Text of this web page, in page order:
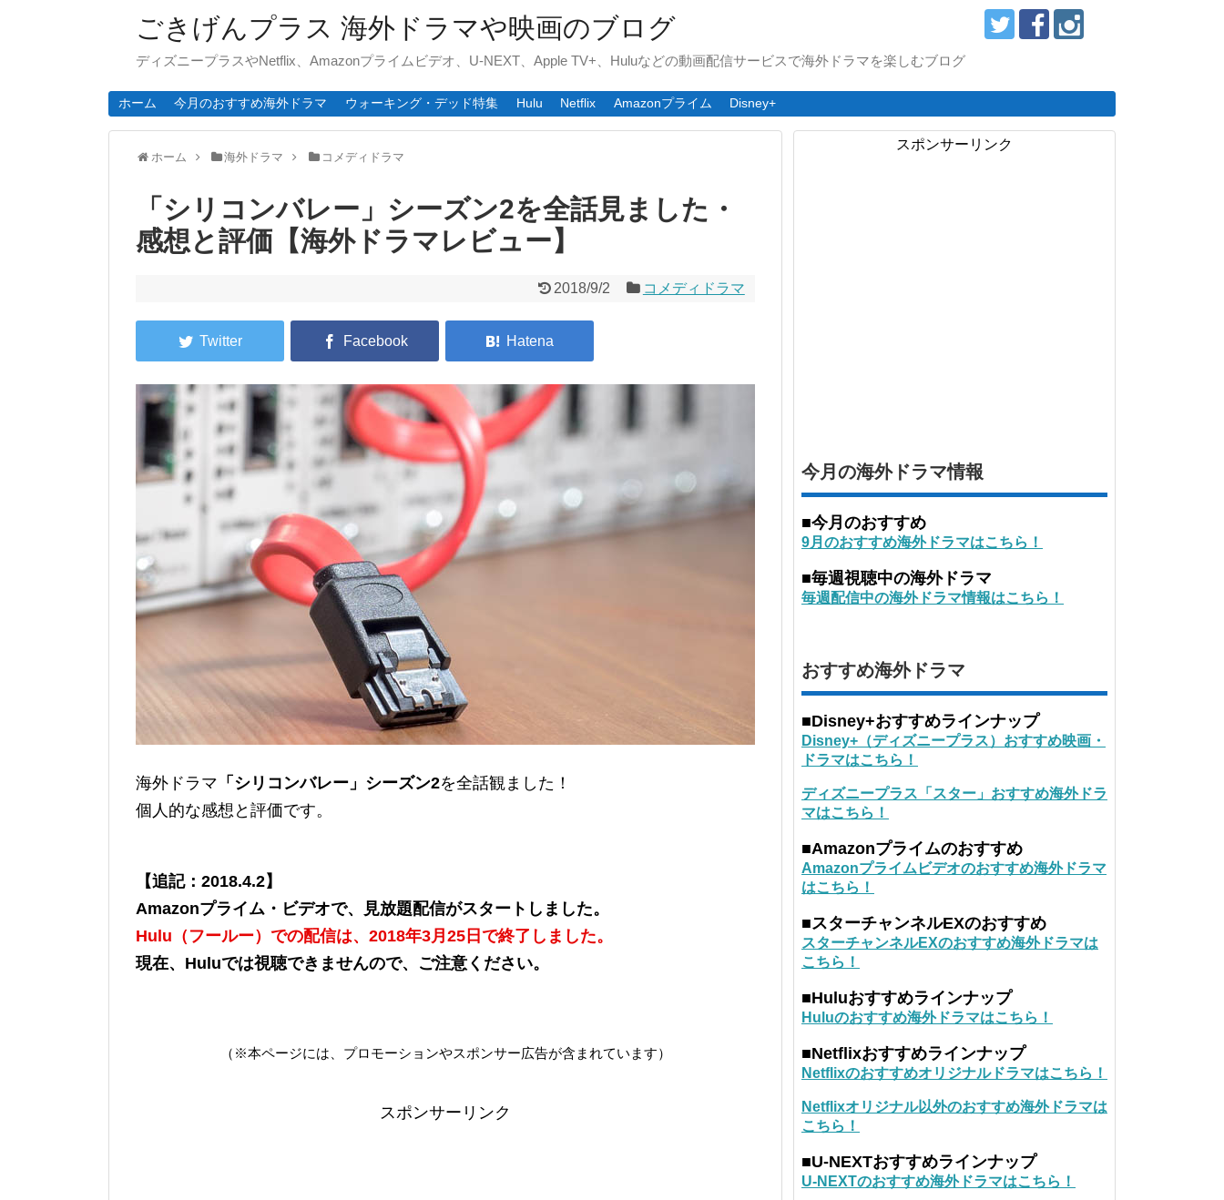
ごきげんプラス 海外ドラマや映画のブログ
ディズニープラスやNetflix、Amazonプライムビデオ、U-NEXT、Apple TV+、Huluなどの動画配信サービスで海外ドラマを楽しむブログ
ホーム 今月のおすすめ海外ドラマ ウォーキング・デッド特集 Hulu Netflix Amazonプライム Disney+
ホーム 海外ドラマ コメディドラマ
「シリコンバレー」シーズン2を全話見ました・
感想と評価【海外ドラマレビュー】
2018/9/2 コメディドラマ
海外ドラマ 「シリコンバレー」シーズン2を全話観ました！
個人的な感想と評価です。
【追記：2018.4.2】
Amazonプライム・ビデオで、見放題配信がスタートしました。
Hulu（フールー）での配信は、2018年3月25日で終了しました。
現在、Huluでは視聴できませんので、ご注意ください。
（※本ページには、プロモーションやスポンサー広告が含まれています）
スポンサーリンク
スポンサーリンク
今月の海外ドラマ情報
■今月のおすすめ
9月のおすすめ海外ドラマはこちら！
■毎週視聴中の海外ドラマ
毎週配信中の海外ドラマ情報はこちら！
おすすめ海外ドラマ
■Disney+おすすめラインナップ
Disney+（ディズニープラス）おすすめ映画・
ドラマはこちら！
ディズニープラス「スター」おすすめ海外ドラ
マはこちら！
■Amazonプライムのおすすめ
Amazonプライムビデオのおすすめ海外ドラマ
はこちら！
■スターチャンネルEXのおすすめ
スターチャンネルEXのおすすめ海外ドラマは
こちら！
■Huluおすすめラインナップ
Huluのおすすめ海外ドラマはこちら！
■Netflixおすすめラインナップ
Netflixのおすすめオリジナルドラマはこちら！
Netflixオリジナル以外のおすすめ海外ドラマは
こちら！
■U-NEXTおすすめラインナップ
U-NEXTのおすすめ海外ドラマはこちら！